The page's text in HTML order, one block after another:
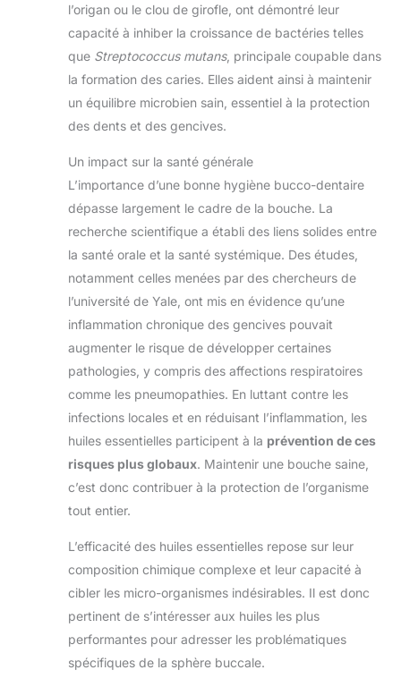
l’origan ou le clou de girofle, ont démontré leur
capacité à inhiber la croissance de bactéries telles
que Streptococcus mutans, principale coupable dans
la formation des caries. Elles aident ainsi à maintenir
un équilibre microbien sain, essentiel à la protection
des dents et des gencives.
Un impact sur la santé générale
L’importance d’une bonne hygiène bucco-dentaire
dépasse largement le cadre de la bouche. La
recherche scientifique a établi des liens solides entre
la santé orale et la santé systémique. Des études,
notamment celles menées par des chercheurs de
l’université de Yale, ont mis en évidence qu’une
inflammation chronique des gencives pouvait
augmenter le risque de développer certaines
pathologies, y compris des affections respiratoires
comme les pneumopathies. En luttant contre les
infections locales et en réduisant l’inflammation, les
huiles essentielles participent à la prévention de ces
risques plus globaux. Maintenir une bouche saine,
c’est donc contribuer à la protection de l’organisme
tout entier.
L’efficacité des huiles essentielles repose sur leur
composition chimique complexe et leur capacité à
cibler les micro-organismes indésirables. Il est donc
pertinent de s’intéresser aux huiles les plus
performantes pour adresser les problématiques
spécifiques de la sphère buccale.